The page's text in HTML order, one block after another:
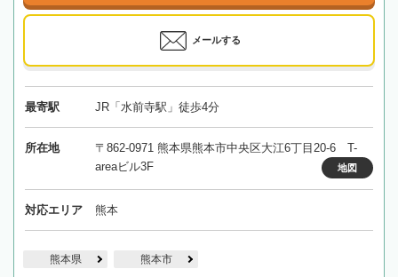
メールする
最寄駅 JR「水前寺駅」徒歩4分
所在地
〒862-0971 熊本県熊本市中央区大江6丁目20‐6 T-
areaビル3F
地図
対応エリア 熊本
熊本県 熊本市